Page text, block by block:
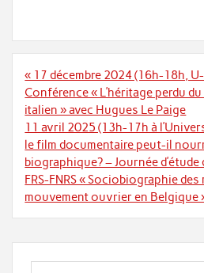
Navigation
de
l’article
« 17 décembre 2024 (16h-18h,
Conférence « L’héritage perdu
italien » avec Hugues Le Paige
11 avril 2025 (13h-17h à
le film documentaire peut-il
biographique? – Journée
FRS-FNRS « Sociobiographie
mouvement ouvrier en Belgique